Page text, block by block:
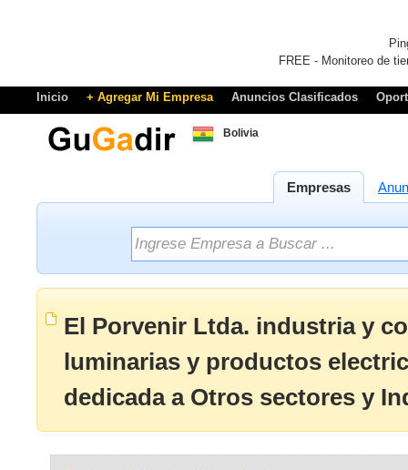
FREE - Monitoreo de
Inicio + Agregar Mi Empresa Anuncios Clasificados
Bolivia
Empresas
El Porvenir Ltda. industria y
luminarias y productos
dedicada a Otros sectores y